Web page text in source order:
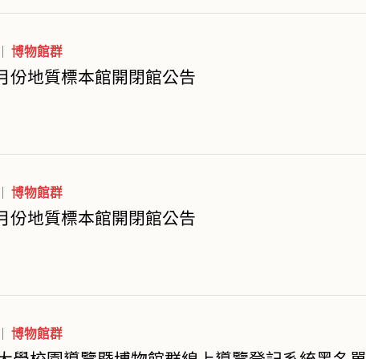
博物館群
份地質標本館開閉館公告
博物館群
份地質標本館開閉館公告
博物館群